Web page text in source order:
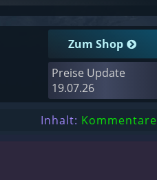
Zum Shop
Preise Update
19.07.26
Inhalt: Kommentare